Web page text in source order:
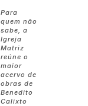
Para
quem não
sabe, a
Igreja
Matriz
reúne o
maior
acervo de
obras de
Benedito
Calixto